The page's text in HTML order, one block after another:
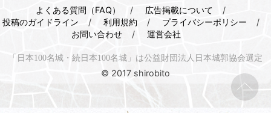
よくある質問（FAQ）
広告掲載について
投稿のガイドライン
利用規約
プライバシーポリシー
お問い合わせ
運営会社
「日本100名城・続日本100名城」は公益財団法人日本城郭協会選定
© 2017 shirobito